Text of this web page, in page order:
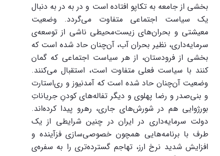
بخشی از جامعه به تکاپو افتاده است و در به در به دنبال
یک سیاست اجتماعی متفاوت می‌گردد. وضعیت
معیشتی و بحران‌های زیست‌محیطی ناشی از توسعه‌ی
سرمایه‌داری، نظیر بحران آب، آن‌چنان حاد شده است که
بخشی از فرودستان، از هر سیاست اجتماعی که گمان
کنند با سیاست فعلی متفاوت است، استقبال می‌کنند.
وضعیت آن‌چنان حاد شده است که آمدنیوز و ری‌استارت
و بنی‌صدر و رضا پهلوی و دیگر تفاله‌های کودنِ جریاناتِ
بورژوایی هم در شورش‌های جاری، رهرو پیدا کرده‌اند.
دولت سرمایه‌داری در ایران در چنین شرایطی از یک
طرف با برنامه‌هایی همچون خصوصی‌سازی فزآینده و
افزایش شدید نرخ ارز، تهاجم گسترده‌تری را به سفره‌ی